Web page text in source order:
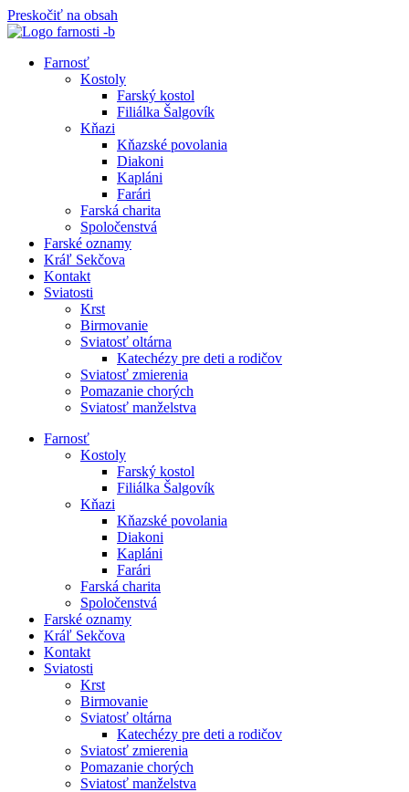
Preskočiť na obsah
Farnosť
Kostoly
Farský kostol
Filiálka Šalgovík
Kňazi
Kňazské povolania
Diakoni
Kapláni
Farári
Farská charita
Spoločenstvá
Farské oznamy
Kráľ Sekčova
Kontakt
Sviatosti
Krst
Birmovanie
Sviatosť oltárna
Katechézy pre deti a rodičov
Sviatosť zmierenia
Pomazanie chorých
Sviatosť manželstva
Farnosť
Kostoly
Farský kostol
Filiálka Šalgovík
Kňazi
Kňazské povolania
Diakoni
Kapláni
Farári
Farská charita
Spoločenstvá
Farské oznamy
Kráľ Sekčova
Kontakt
Sviatosti
Krst
Birmovanie
Sviatosť oltárna
Katechézy pre deti a rodičov
Sviatosť zmierenia
Pomazanie chorých
Sviatosť manželstva